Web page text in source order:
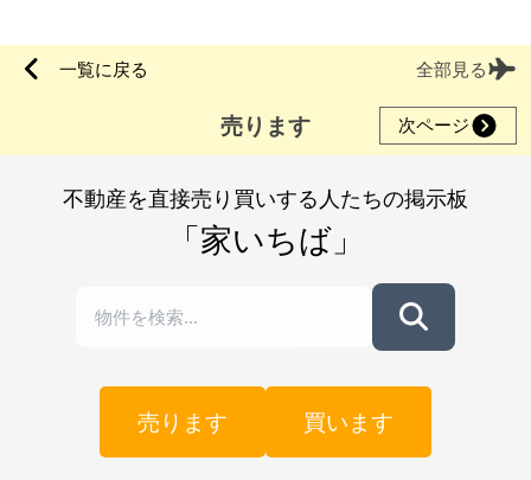
一覧に戻る 全部見る
売ります 次ページ
不動産を直接売り買いする人たちの掲示板
「家いちば」
売ります 買います